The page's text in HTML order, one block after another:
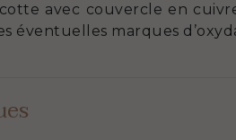
avec couvercle en
éventuelles marques